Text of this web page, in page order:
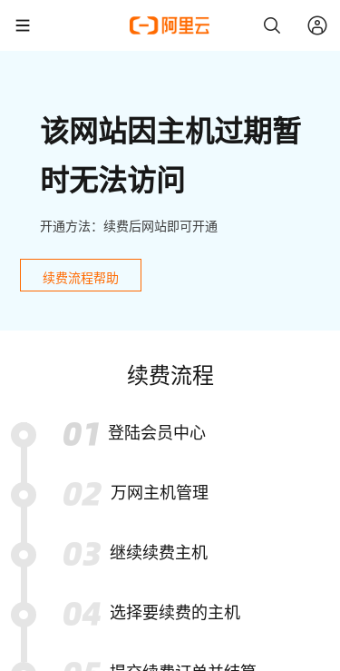
该网站因主机过期暂
时无法访问
开通方法：续费后网站即可开通
续费流程帮助
续费流程
登陆会员中心
万网主机管理
继续续费主机
选择要续费的主机